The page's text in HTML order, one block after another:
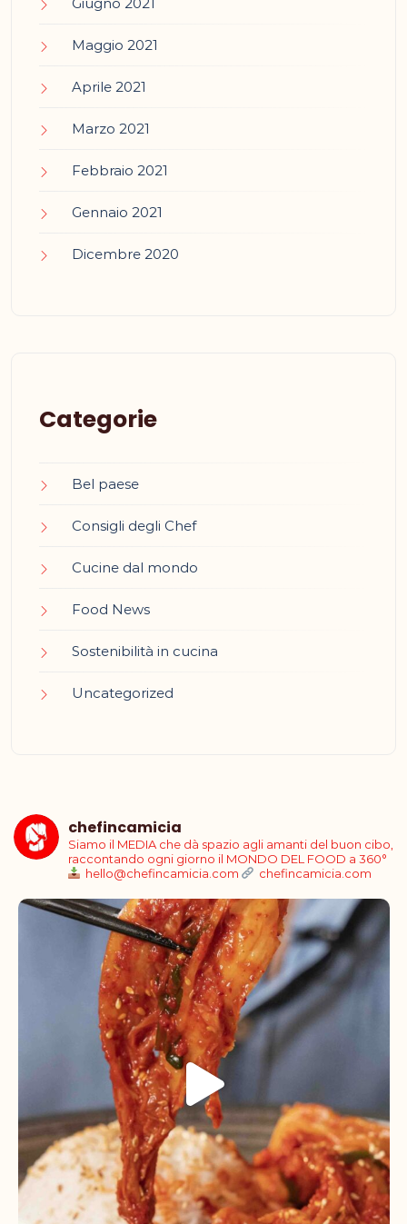
Maggio 2021
Aprile 2021
Marzo 2021
Febbraio 2021
Gennaio 2021
Dicembre 2020
Categorie
Bel paese
Consigli degli Chef
Cucine dal mondo
Food News
Sostenibilità in cucina
Uncategorized
chefincamicia
Siamo il MEDIA che dà spazio agli amanti del buon cibo,
raccontando ogni giorno il MONDO DEL FOOD a 360°
hello@chefincamicia.com
chefincamicia.com